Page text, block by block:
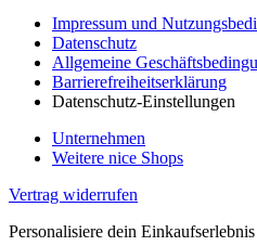
Impressum und
Datenschutz
Allgemeine
Barrierefreiheitserklärung
Datenschutz-Einstellungen
Unternehmen
Weitere nice Shops
Vertrag widerrufen
Personalisiere dein Einkaufserlebnis